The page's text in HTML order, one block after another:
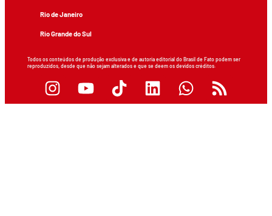
Rio de Janeiro
Rio Grande do Sul
Todos os conteúdos de produção exclusiva e de autoria editorial do Brasil de Fato podem ser
reproduzidos, desde que não sejam alterados e que se deem os devidos créditos.